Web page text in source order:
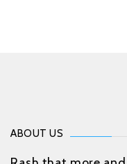
ABOUT US